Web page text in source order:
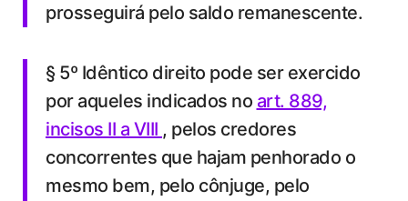
prosseguirá pelo saldo remanescente.
§ 5º Idêntico direito pode ser exercido
por aqueles indicados no art. 889,
incisos II a VIII , pelos credores
concorrentes que hajam penhorado o
mesmo bem, pelo cônjuge, pelo